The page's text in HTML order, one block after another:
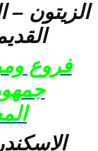
الزيتون
فروع